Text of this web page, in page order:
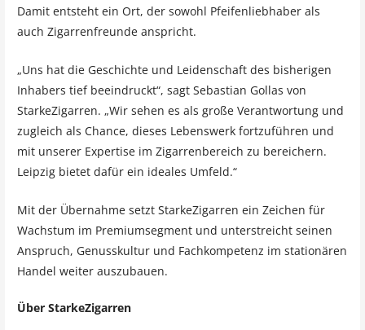
Damit entsteht ein Ort, der sowohl Pfeifenliebhaber als
auch Zigarrenfreunde anspricht.
„Uns hat die Geschichte und Leidenschaft des bisherigen
Inhabers tief beeindruckt“, sagt Sebastian Gollas von
StarkeZigarren. „Wir sehen es als große Verantwortung und
zugleich als Chance, dieses Lebenswerk fortzuführen und
mit unserer Expertise im Zigarrenbereich zu bereichern.
Leipzig bietet dafür ein ideales Umfeld.“
Mit der Übernahme setzt StarkeZigarren ein Zeichen für
Wachstum im Premiumsegment und unterstreicht seinen
Anspruch, Genusskultur und Fachkompetenz im stationären
Handel weiter auszubauen.
Über StarkeZigarren